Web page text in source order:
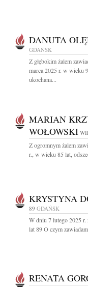
DANUTA
GDAŃSK
Z głębokim żalem
marca 2025 r. w wieku
ukochana...
MARIAN
WOŁOWSKI
Z ogromnym żalem
r., w wieku 85 lat,
KRYSTYNA
89 GDAŃSK
W dniu 7 lutego 2025 r.
lat 89 O czym
RENATA